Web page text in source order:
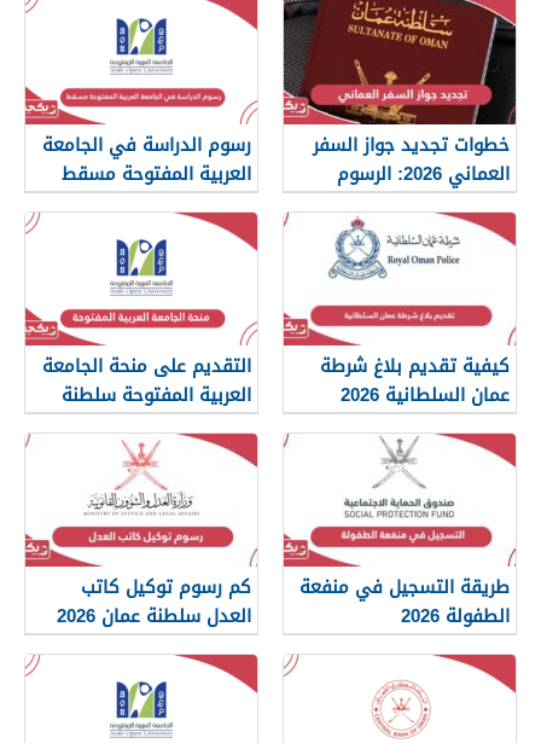
خطوات تجديد جواز السفر
العماني 2026: الرسوم
والمستندات المطلوبة
رسوم الدراسة في الجامعة
العربية المفتوحة مسقط
2026
كيفية تقديم بلاغ شرطة
عمان السلطانية 2026
التقديم على منحة الجامعة
العربية المفتوحة سلطنة
عمان 2026
طريقة التسجيل في منفعة
الطفولة 2026
كم رسوم توكيل كاتب
العدل سلطنة عمان 2026